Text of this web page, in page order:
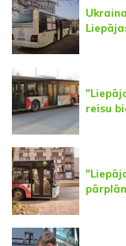
reisu